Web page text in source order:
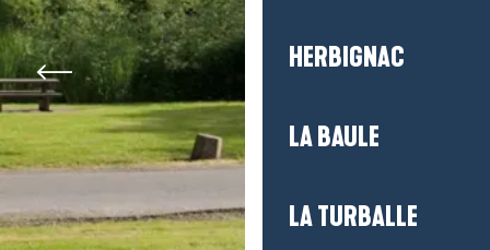
HERBIGNAC
LA BAULE
LA TURBALLE